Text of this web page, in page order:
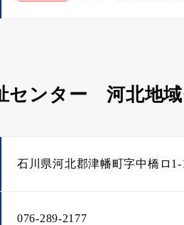
センター 河北地
石川県河北郡津幡町字中橋ロ
076-289-2177